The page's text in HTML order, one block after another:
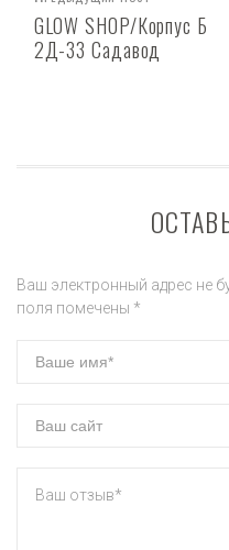
GLOW SHOP/Корпус Б
2Д-33 Садавод
Ваш электронный адрес не
поля помечены *